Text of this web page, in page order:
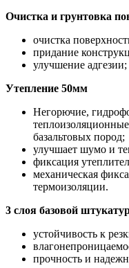
Очистка и грунтовка
очистка
придание
улучшение адгезии;
Утепление 50мм
Негорючие,
базальтовых пород;
улучшает шумо и
фиксация
механическая
термоизоляции.
3 слоя базовой
устойчивость к
прочность и